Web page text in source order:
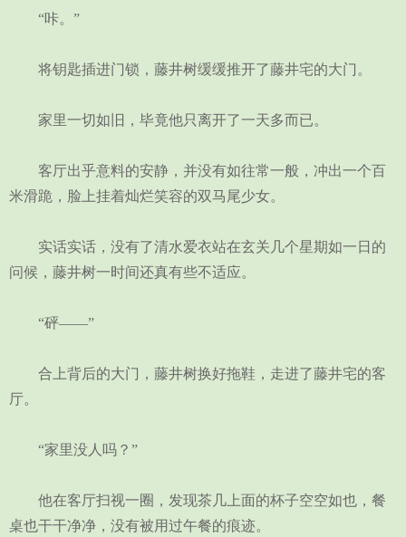
“咔。”
将钥匙插进门锁，藤井树缓缓推开了藤井宅的大门。
家里一切如旧，毕竟他只离开了一天多而已。
客厅出乎意料的安静，并没有如往常一般，冲出一个百
米滑跪，脸上挂着灿烂笑容的双马尾少女。
实话实话，没有了清水爱衣站在玄关几个星期如一日的
问候，藤井树一时间还真有些不适应。
“砰——”
合上背后的大门，藤井树换好拖鞋，走进了藤井宅的客
厅。
“家里没人吗？”
他在客厅扫视一圈，发现茶几上面的杯子空空如也，餐
桌也干干净净，没有被用过午餐的痕迹。